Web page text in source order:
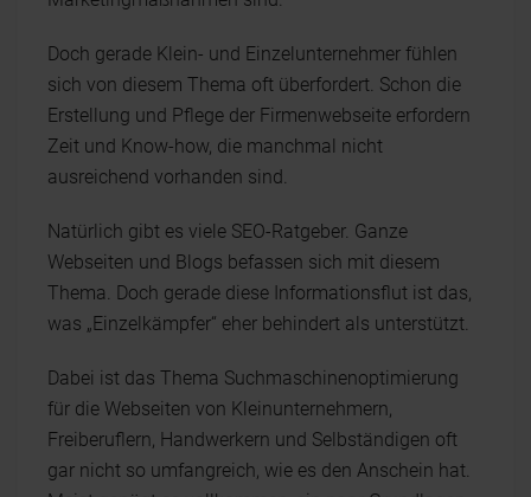
Doch gerade Klein- und Einzelunternehmer fühlen
sich von diesem Thema oft überfordert. Schon die
Erstellung und Pflege der Firmenwebseite erfordern
Zeit und Know-how, die manchmal nicht
ausreichend vorhanden sind.
Natürlich gibt es viele SEO-Ratgeber. Ganze
Webseiten und Blogs befassen sich mit diesem
Thema. Doch gerade diese Informationsflut ist das,
was „Einzelkämpfer“ eher behindert als unterstützt.
Dabei ist das Thema Suchmaschinenoptimierung
für die Webseiten von Kleinunternehmern,
Freiberuflern, Handwerkern und Selbständigen oft
gar nicht so umfangreich, wie es den Anschein hat.